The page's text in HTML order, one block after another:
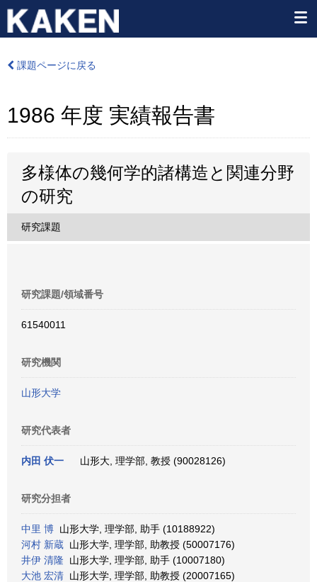
課題ページに戻る
1986 年度 実績報告書
多様体の幾何学的諸構造と関連分野
の研究
研究課題
研究課題/領域番号
61540011
研究機関
山形大学
研究代表者
内田 伏一 山形大, 理学部, 教授 (90028126)
研究分担者
中里 博 山形大学, 理学部, 助手 (10188922)
河村 新蔵 山形大学, 理学部, 助教授 (50007176)
井伊 清隆 山形大学, 理学部, 助手 (10007180)
大池 宏清 山形大学, 理学部, 助教授 (20007165)